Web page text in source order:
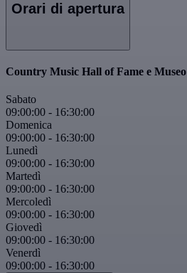
Orari di apertura
Country Music Hall of Fame e Museo
Sabato
09:00:00 - 16:30:00
Domenica
09:00:00 - 16:30:00
Lunedì
09:00:00 - 16:30:00
Martedì
09:00:00 - 16:30:00
Mercoledì
09:00:00 - 16:30:00
Giovedì
09:00:00 - 16:30:00
Venerdì
09:00:00 - 16:30:00